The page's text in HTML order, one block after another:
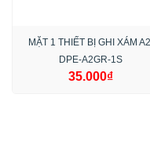
MẶT 1 THIẾT BỊ GHI XÁM
DPE-A2GR-1S
35.000₫